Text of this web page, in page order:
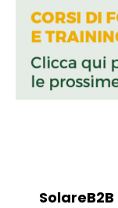
SolareB2B